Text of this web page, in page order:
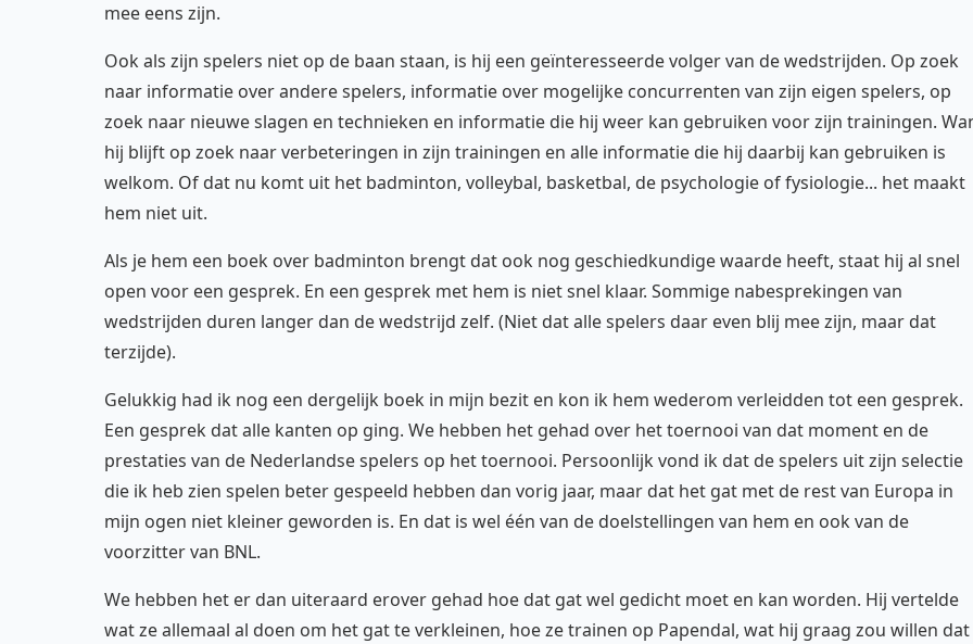
mee eens zijn.
Ook als zijn spelers niet op de baan staan, is hij een geïnteresseerde volger van de wedstrijden. Op zoek
naar informatie over andere spelers, informatie over mogelijke concurrenten van zijn eigen spelers, op
zoek naar nieuwe slagen en technieken en informatie die hij weer kan gebruiken voor zijn trainingen.
hij blijft op zoek naar verbeteringen in zijn trainingen en alle informatie die hij daarbij kan gebruiken is
welkom. Of dat nu komt uit het badminton, volleybal, basketbal, de psychologie of fysiologie... het maakt
hem niet uit.
Als je hem een boek over badminton brengt dat ook nog geschiedkundige waarde heeft, staat hij al snel
open voor een gesprek. En een gesprek met hem is niet snel klaar. Sommige nabesprekingen van
wedstrijden duren langer dan de wedstrijd zelf. (Niet dat alle spelers daar even blij mee zijn, maar dat
terzijde).
Gelukkig had ik nog een dergelijk boek in mijn bezit en kon ik hem wederom verleidden tot een gesprek.
Een gesprek dat alle kanten op ging. We hebben het gehad over het toernooi van dat moment en de
prestaties van de Nederlandse spelers op het toernooi. Persoonlijk vond ik dat de spelers uit zijn selectie
die ik heb zien spelen beter gespeeld hebben dan vorig jaar, maar dat het gat met de rest van Europa in
mijn ogen niet kleiner geworden is. En dat is wel één van de doelstellingen van hem en ook van de
voorzitter van BNL.
We hebben het er dan uiteraard erover gehad hoe dat gat wel gedicht moet en kan worden. Hij vertelde
wat ze allemaal al doen om het gat te verkleinen, hoe ze trainen op Papendal, wat hij graag zou willen dat